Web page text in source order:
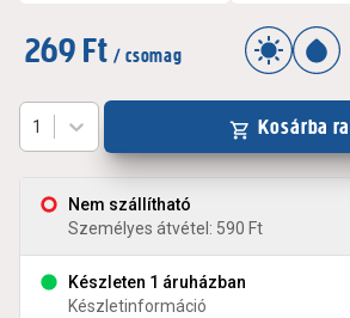
269 Ft / csomag
Nem szállítható
Személyes átvétel: 590 Ft
Készleten 1 áruházban
Készletinformáció
1 Kosárba